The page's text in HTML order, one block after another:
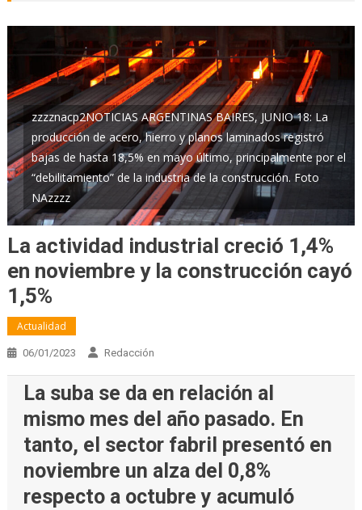
zzzznacp2NOTICIAS ARGENTINAS BAIRES, JUNIO 18: La
producción de acero, hierro y planos laminados registró
bajas de hasta 18,5% en mayo último, principalmente por el
“debilitamiento” de la industria de la construcción. Foto
NAzzzz
La actividad industrial creció 1,4%
en noviembre y la construcción cayó
1,5%
Actualidad
06/01/2023 Redacción
La suba se da en relación al
mismo mes del año pasado. En
tanto, el sector fabril presentó en
noviembre un alza del 0,8%
respecto a octubre y acumuló